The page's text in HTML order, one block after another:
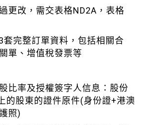
更改，需交表格ND2A，表格
套完整訂單資料，包括相關合
單、增值稅發票等
比率及授權簽字人信息：股份
的股東的證件原件(身份證+港澳
照)